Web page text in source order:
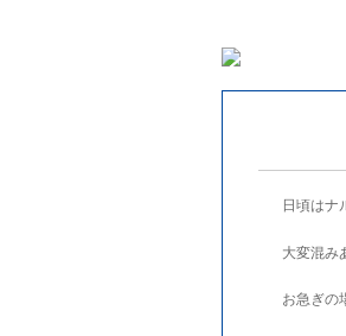
日頃はナ
大変混み
お急ぎの